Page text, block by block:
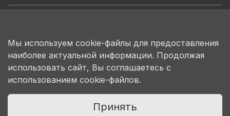
ИП Пронина М.Н.
ИНН 503150684207
Мы используем cookie-файлы для предоставления
наиболее актуальной информации. Продолжая
использовать сайт, Вы соглашаетесь с
использованием cookie-файлов.
Принять